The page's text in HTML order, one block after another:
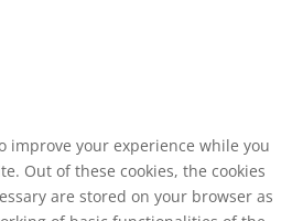
improve your experience while you
Out of these cookies, the cookies
are stored on your browser as